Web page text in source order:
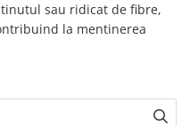
sau ridicat de fibre,
la mentinerea